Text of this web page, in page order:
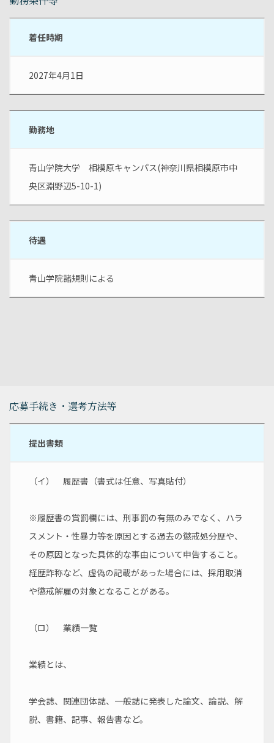
着任時期
2027年4月1日
勤務地
青山学院大学　相模原キャンパス(神奈川県相模原市中
央区淵野辺5-10-1)
待遇
青山学院諸規則による
応募手続き・選考方法等
提出書類
（イ）　履歴書（書式は任意、写真貼付）
※履歴書の賞罰欄には、刑事罰の有無のみでなく、ハラ
スメント・性暴力等を原因とする過去の懲戒処分歴や、
その原因となった具体的な事由について申告すること。
経歴詐称など、虚偽の記載があった場合には、採用取消
や懲戒解雇の対象となることがある。
（ロ）　業績一覧
業績とは、
学会誌、関連団体誌、一般誌に発表した論文、論説、解
説、書籍、記事、報告書など。